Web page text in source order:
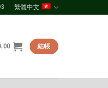
繁體中文
結帳